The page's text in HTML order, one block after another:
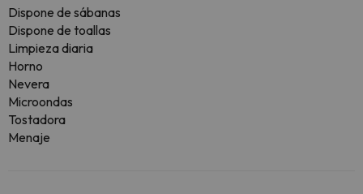
Dispone de sábanas
Dispone de toallas
Limpieza diaria
Horno
Nevera
Microondas
Tostadora
Menaje